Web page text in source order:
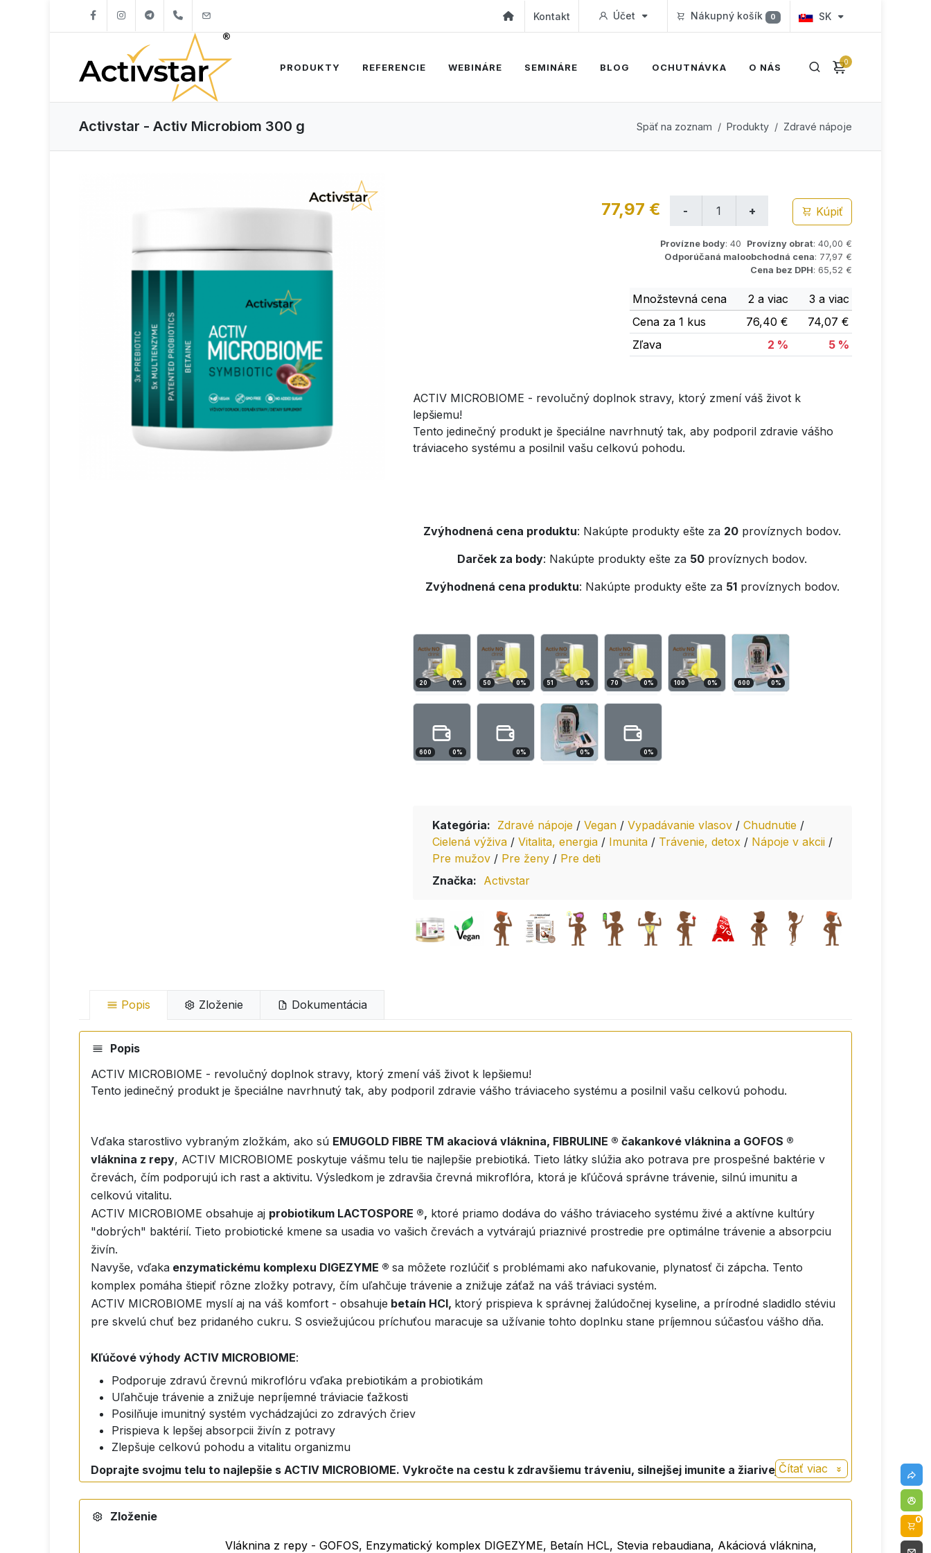
+421904262747 Kontakt Účet Nákupný košík 0 SK
0
PRODUKTY REFERENCIE WEBINÁRE SEMINÁRE BLOG OCHUTNÁVKA O NÁS
Activstar - Activ Microbiom 300 g Späť na zoznam Produkty Zdravé nápoje
77,97 € Kúpiť
Provízne body: 40 Provízny obrat: 40,00 €
Odporúčaná maloobchodná cena: 77,97 €
Cena bez DPH: 65,52 €
Množstevná cena 2 a viac
3 a viac
Cena za 1 kus
76,40 €
74,07 €
Zľava
2 % 5 %
ACTIV MICROBIOME - revolučný doplnok stravy, ktorý zmení váš život k
lepšiemu!
Tento jedinečný produkt je špeciálne navrhnutý tak, aby podporil zdravie vášho
tráviaceho systému a posilnil vašu celkovú pohodu.
Zvýhodnená cena produktu: Nakúpte produkty ešte za 20 províznych bodov.
Darček za body: Nakúpte produkty ešte za 50 províznych bodov.
Zvýhodnená cena produktu: Nakúpte produkty ešte za 51províznych bodov.
20 0% 50 0% 51 0% 70 0% 100 0% 600 0%
600 0% 0% 0% 0%
Kategória: Zdravé nápoje / Vegan / Vypadávanie vlasov / Chudnutie /
Cielená výživa / Vitalita, energia / Imunita / Trávenie, detox / Nápoje v akcii /
Pre mužov / Pre ženy / Pre deti
Značka: Activstar
Popis Zloženie Dokumentácia
Popis
ACTIV MICROBIOME - revolučný doplnok stravy, ktorý zmení váš život k lepšiemu!
Tento jedinečný produkt je špeciálne navrhnutý tak, aby podporil zdravie vášho tráviaceho systému a posilnil vašu celkovú pohodu.
Vďaka starostlivo vybraným zložkám, ako sú EMUGOLD FIBRE TM akaciová vláknina, FIBRULINE ® čakankové vláknina a GOFOS ®
vláknina z repy, ACTIV MICROBIOME poskytuje vášmu telu tie najlepšie prebiotiká. Tieto látky slúžia ako potrava pre prospešné baktérie v
črevách, čím podporujú ich rast a aktivitu. Výsledkom je zdravšia črevná mikroflóra, ktorá je kľúčová správne trávenie, silnú imunitu a
celkovú vitalitu.
ACTIV MICROBIOME obsahuje aj probiotikum LACTOSPORE ®, ktoré priamo dodáva do vášho tráviaceho systému živé a aktívne kultúry
"dobrých" baktérií. Tieto probiotické kmene sa usadia vo vašich črevách a vytvárajú priaznivé prostredie pre optimálne trávenie a absorpciu
živín.
Navyše, vďaka enzymatickému komplexu DIGEZYME ® sa môžete rozlúčiť s problémami ako nafukovanie, plynatosť či zápcha. Tento
komplex pomáha štiepiť rôzne zložky potravy, čím uľahčuje trávenie a znižuje záťaž na váš tráviaci systém.
ACTIV MICROBIOME myslí aj na váš komfort - obsahuje betaín HCl, ktorý prispieva k správnej žalúdočnej kyseline, a prírodné sladidlo stéviu
pre skvelú chuť bez pridaného cukru. S osviežujúcou príchuťou maracuje sa užívanie tohto doplnku stane príjemnou súčasťou vášho dňa.
Kľúčové výhody ACTIV MICROBIOME:
Podporuje zdravú črevnú mikroflóru vďaka prebiotikám a probiotikám
Uľahčuje trávenie a znižuje nepríjemné tráviacie ťažkosti
Posilňuje imunitný systém vychádzajúci zo zdravých čriev
Prispieva k lepšej absorpcii živín z potravy
Zlepšuje celkovú pohodu a vitalitu organizmu
Doprajte svojmu telu to najlepšie s ACTIV MICROBIOME. Vykročte na cestu k zdravšiemu tráveniu, silnejšej imunite a žiarivej vitalite už
ACTIV MICROBIOME
Čítať viac
Zloženie
Vláknina z repy - GOFOS, Enzymatický komplex DIGEZYME, Betaín HCL, Stevia rebaudiana, Akáciová vláknina,
0